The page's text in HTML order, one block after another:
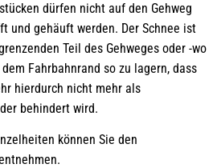
dürfen nicht auf den Gehweg
und gehäuft werden. Der Schnee ist
Teil des Gehweges oder -wo
Fahrbahnrand so zu lagern, dass
hierdurch nicht mehr als
behindert wird.
können Sie den